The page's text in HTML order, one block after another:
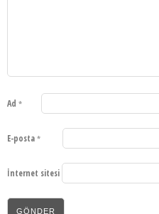
Ad *
E-posta *
İnternet sitesi